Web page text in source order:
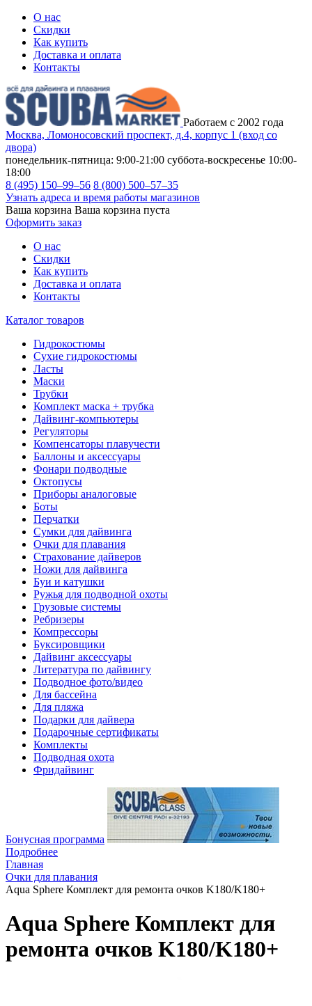
О нас
Скидки
Как купить
Доставка и оплата
Контакты
Работаем с 2002 года
Москва, Ломоносовский проспект, д.4, корпус 1 (вход со
двора)
понедельник-пятница: 9:00-21:00 суббота-воскресенье 10:00-
18:00
8 (495) 150–99–56 8 (800) 500–57–35
Узнать адреса и время работы магазинов
Ваша корзина Ваша корзина пуста
Оформить заказ
О нас
Скидки
Как купить
Доставка и оплата
Контакты
Каталог товаров
Гидрокостюмы
Сухие гидрокостюмы
Ласты
Маски
Трубки
Комплект маска + трубка
Дайвинг-компьютеры
Регуляторы
Компенсаторы плавучести
Баллоны и аксессуары
Фонари подводные
Октопусы
Приборы аналоговые
Боты
Перчатки
Сумки для дайвинга
Очки для плавания
Страхование дайверов
Ножи для дайвинга
Буи и катушки
Ружья для подводной охоты
Грузовые системы
Ребризеры
Компрессоры
Буксировщики
Дайвинг аксессуары
Литература по дайвингу
Подводное фото/видео
Для бассейна
Для пляжа
Подарки для дайвера
Подарочные сертификаты
Комплекты
Подводная охота
Фридайвинг
Бонусная программа
Подробнее
Главная
Очки для плавания
Aqua Sphere Комплект для ремонта очков K180/K180+
Aqua Sphere Комплект для
ремонта очков K180/K180+